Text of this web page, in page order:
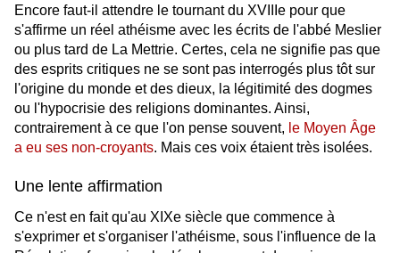
Encore faut-il attendre le tournant du XVIIIe pour que
s'affirme un réel athéisme avec les écrits de l'abbé Meslier
ou plus tard de La Mettrie. Certes, cela ne signifie pas que
des esprits critiques ne se sont pas interrogés plus tôt sur
l'origine du monde et des dieux, la légitimité des dogmes
ou l'hypocrisie des religions dominantes. Ainsi,
contrairement à ce que l'on pense souvent, le Moyen Âge
a eu ses non-croyants. Mais ces voix étaient très isolées.
Une lente affirmation
Ce n'est en fait qu'au XIXe siècle que commence à
s'exprimer et s'organiser l'athéisme, sous l'influence de la